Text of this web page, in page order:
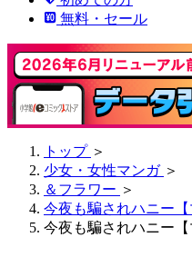
無料・セール
トップ ＞
少女・女性マンガ ＞
＆フラワー ＞
今夜も騙されハニー【
今夜も騙されハニー